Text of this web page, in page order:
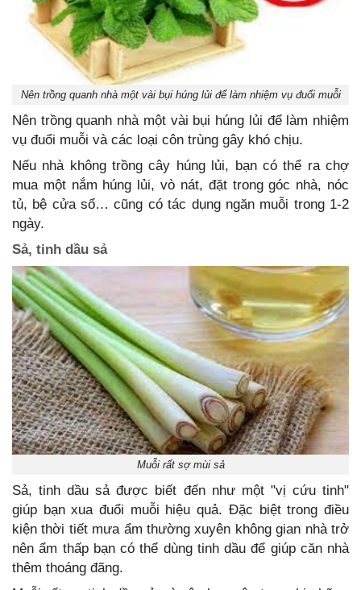
Nên trồng quanh nhà một vài bụi húng lủi để làm nhiệm vụ đuổi muỗi
Nên trồng quanh nhà một vài bụi húng lủi để làm nhiệm
vụ đuổi muỗi và các loại côn trùng gây khó chịu.
Nếu nhà không trồng cây húng lủi, bạn có thể ra chợ
mua một nắm húng lủi, vò nát, đặt trong góc nhà, nóc
tủ, bệ cửa sổ… cũng có tác dụng ngăn muỗi trong 1-2
ngày.
Sả, tinh dầu sả
Muỗi rất sợ mùi sả
Sả, tinh dầu sả được biết đến như một "vị cứu tinh"
giúp bạn xua đuổi muỗi hiệu quả. Đặc biệt trong điều
kiện thời tiết mưa ẩm thường xuyên không gian nhà trở
nên ẩm thấp bạn có thể dùng tinh dầu để giúp căn nhà
thêm thoáng đãng.